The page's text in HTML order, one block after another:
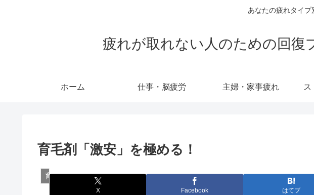
あなたの疲れタイプ
疲れが取れない人のための回復
ホーム 仕事・脳疲労 主婦・家事疲れ ス
育毛剤「激安」を極める！
育毛剤 激安・最安値・お買い得
X Facebook はてブ